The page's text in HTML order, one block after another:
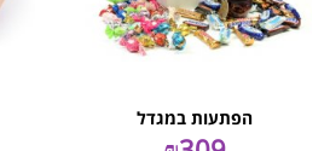
הפתעות במגדל